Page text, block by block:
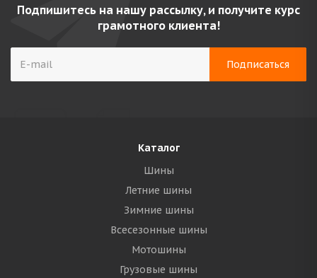
Подпишитесь на нашу рассылку, и получите курс
грамотного клиента!
Каталог
Шины
Летние шины
Зимние шины
Всесезонные шины
Мотошины
Грузовые шины